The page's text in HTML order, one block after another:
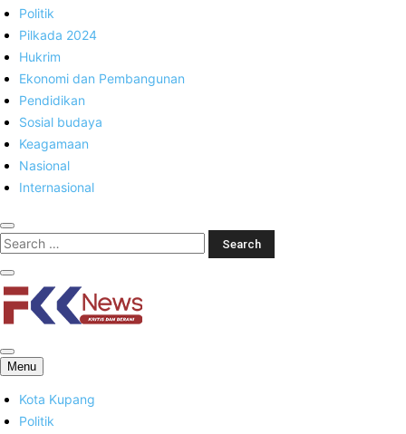
Politik
Pilkada 2024
Hukrim
Ekonomi dan Pembangunan
Pendidikan
Sosial budaya
Keagamaan
Nasional
Internasional
FKK News
Menu
Kota Kupang
Politik